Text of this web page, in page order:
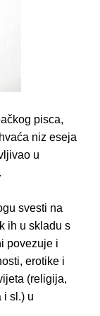
pisca,
niz eseja
u
svesti na
ih u skladu s
povezuje i
erotike i
(religija,
i sl.) u